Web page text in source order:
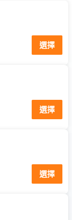
選擇
選擇
選擇